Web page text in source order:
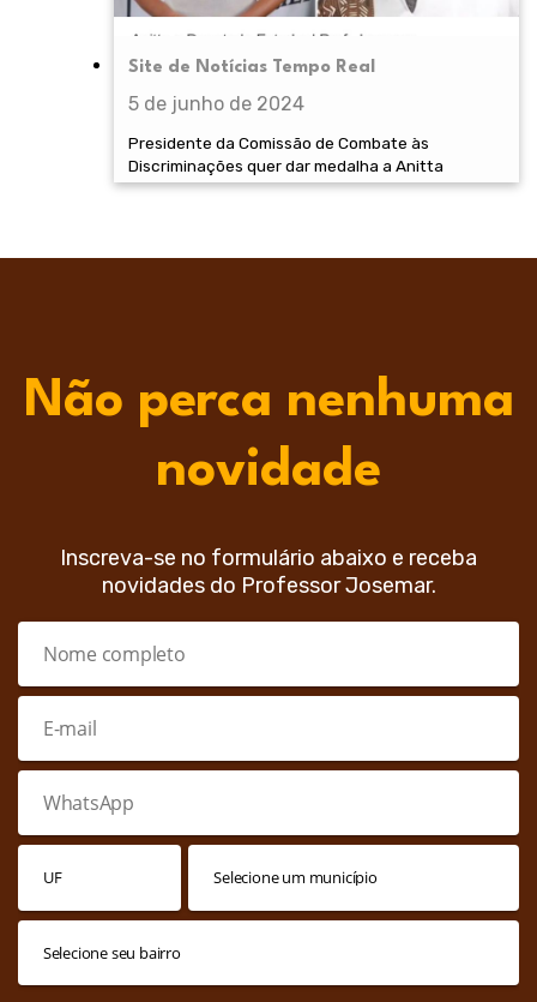
Site de Notícias Tempo Real
5 de junho de 2024
Presidente da Comissão de Combate às
Discriminações quer dar medalha a Anitta
Não perca nenhuma
novidade
Inscreva-se no formulário abaixo e receba
novidades do Professor Josemar.